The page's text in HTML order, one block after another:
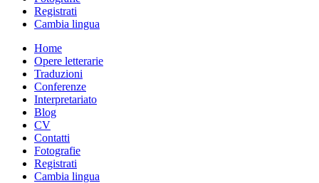
Registrati
Cambia lingua
Home
Opere letterarie
Traduzioni
Conferenze
Interpretariato
Blog
CV
Contatti
Fotografie
Registrati
Cambia lingua